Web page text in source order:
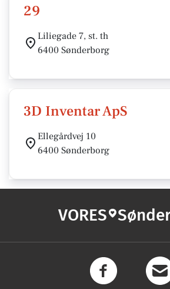
29
Liliegade 7, st. th
6400 Sønderborg
3D Inventar ApS
Ellegårdvej 10
6400 Sønderborg
VORES